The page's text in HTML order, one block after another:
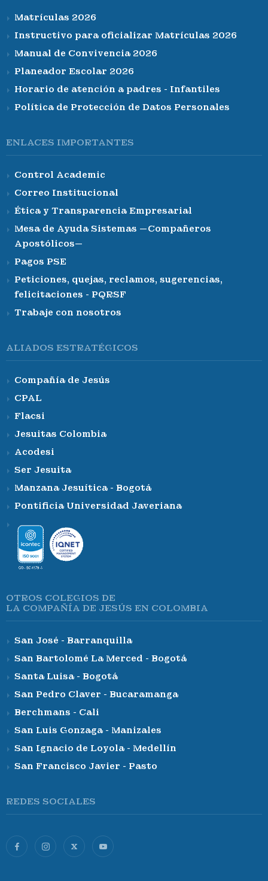
Matrículas 2026
Instructivo para oficializar Matrículas 2026
Manual de Convivencia 2026
Planeador Escolar 2026
Horario de atención a padres - Infantiles
Política de Protección de Datos Personales
ENLACES IMPORTANTES
Control Academic
Correo Institucional
Ética y Transparencia Empresarial
Mesa de Ayuda Sistemas —Compañeros
Apostólicos—
Pagos PSE
Peticiones, quejas, reclamos, sugerencias,
felicitaciones - PQRSF
Trabaje con nosotros
ALIADOS ESTRATÉGICOS
Compañía de Jesús
CPAL
Flacsi
Jesuitas Colombia
Acodesi
Ser Jesuita
Manzana Jesuítica - Bogotá
Pontificia Universidad Javeriana
OTROS COLEGIOS DE
LA COMPAÑÍA DE JESÚS EN COLOMBIA
San José - Barranquilla
San Bartolomé La Merced - Bogotá
Santa Luisa - Bogotá
San Pedro Claver - Bucaramanga
Berchmans - Cali
San Luis Gonzaga - Manizales
San Ignacio de Loyola - Medellín
San Francisco Javier - Pasto
REDES SOCIALES
X